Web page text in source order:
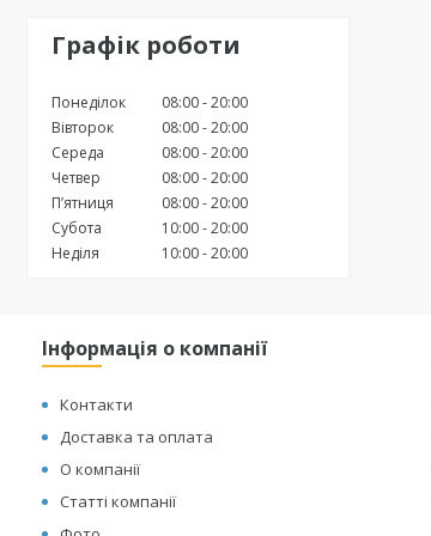
Графік роботи
Понеділок 08:00 20:00
Вівторок
08:00 20:00
Середа
08:00 20:00
Четвер
08:00 20:00
Пʼятниця
08:00 20:00
Субота
10:00 20:00
Неділя
10:00 20:00
Інформація о компанії
Контакти
Доставка та оплата
О компанії
Статті компанії